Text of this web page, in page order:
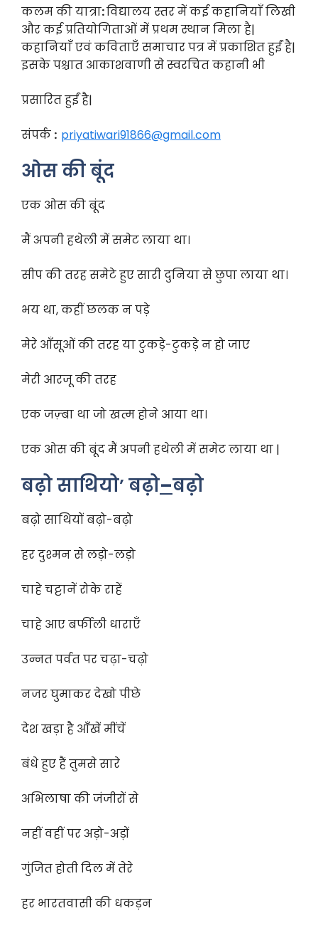
कलम की यात्रा:विद्यालय स्तर में कई कहानियाँ लिखी
और कई प्रतियोगिताओं में प्रथम स्थान मिला है|
कहानियाँ एवं कविताएँ समाचार पत्र में प्रकाशित हुईं है|
इसके पश्चात आकाशवाणी से स्वरचित कहानी भी
प्रसारित हुईं है|
संपर्क : priyatiwari91866@gmail.com
ओस की बूंद
एक ओस की बूंद
मैं अपनी हथेली में समेट लाया था।
सीप की तरह समेटे हुए सारी दुनिया से छुपा लाया था।
भय था, कहीं छलक न पड़े
मेरे आँसूओं की तरह या टुकड़े-टुकड़े न हो जाए
मेरी आरजू की तरह
एक जज़्बा था जो खत्म होने आया था।
एक ओस की बूंद मैं अपनी हथेली में समेट लाया था |
बढ़ो साथियो’ बढ़ो–बढ़ो
बढ़ो साथियों बढ़ो-बढ़ो
हर दुश्मन से लड़ो-लड़ो
चाहे चट्टानें रोके राहें
चाहे आए बर्फीली धाराएँ
उन्नत पर्वत पर चढ़ा-चढ़ो
नजर घुमाकर देखो पीछे
देश खड़ा है आँखें मींचें
बंधे हुए हैं तुमसे सारे
अभिलाषा की जंजीरों से
नहीं वहीं पर अड़ो-अड़ों
गुंजित होती दिल में तेरे
हर भारतवासी की धकड़न